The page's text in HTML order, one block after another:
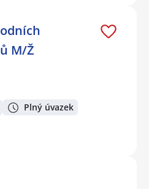
M/Ž
Plný úvazek